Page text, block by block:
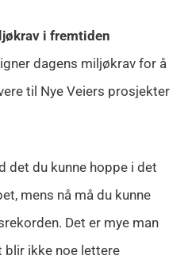
i fremtiden
dagens miljøkrav for å
til Nye Veiers prosjekter
det du kunne hoppe i det
mens nå må du kunne
Det er mye man
blir ikke noe lettere